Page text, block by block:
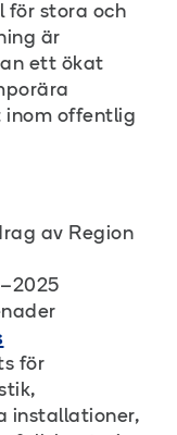
för stora och
är
ett ökat
inom offentlig
av Region
för
installationer,